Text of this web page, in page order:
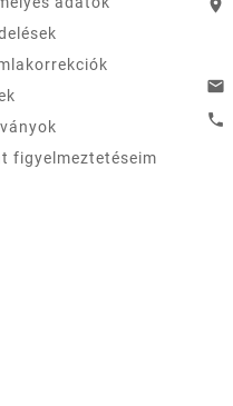
figyelmeztetéseim
location_on
email
call